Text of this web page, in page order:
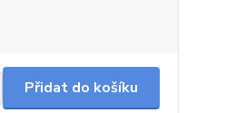
Přidat do košíku